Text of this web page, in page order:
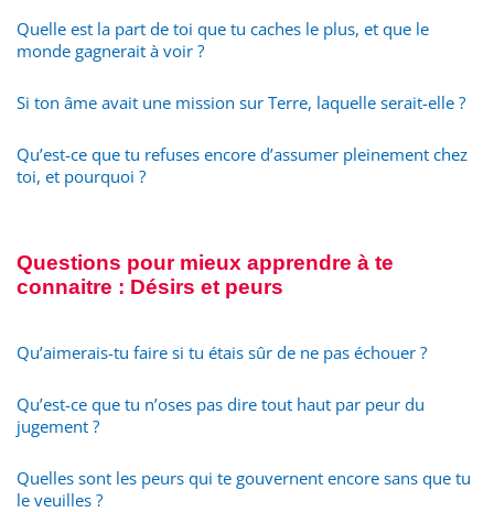
Quelle est la part de toi que tu caches le plus, et que le
monde gagnerait à voir ?
Si ton âme avait une mission sur Terre, laquelle serait-elle ?
Qu’est-ce que tu refuses encore d’assumer pleinement chez
toi, et pourquoi ?
Questions pour mieux apprendre à te
connaitre : Désirs et peurs
Qu’aimerais-tu faire si tu étais sûr de ne pas échouer ?
Qu’est-ce que tu n’oses pas dire tout haut par peur du
jugement ?
Quelles sont les peurs qui te gouvernent encore sans que tu
le veuilles ?